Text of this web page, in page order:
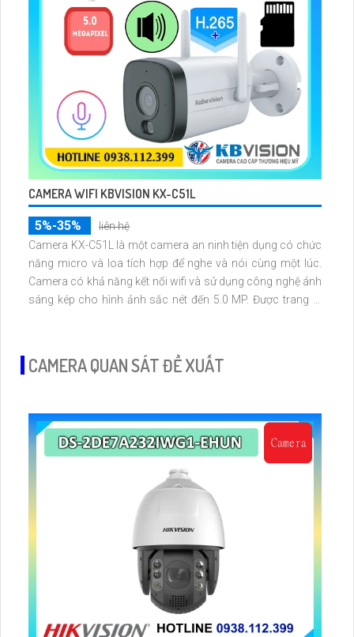
CAMERA WIFI KBVISION KX-C51L
5%-35%
liên hệ
Camera KX-C51L là một camera an ninh tiện dụng có chức
năng micro và loa tích hợp để nghe và nói cùng một lúc.
Camera có khả năng kết nối wifi và sử dụng công nghệ ánh
sáng kép cho hình ảnh sắc nét đến 5.0 MP. Được trang bị
CAMERA QUAN SÁT ĐỀ XUẤT